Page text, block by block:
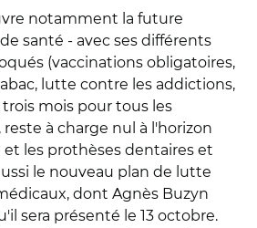
notamment la future
santé - avec ses différents
(vaccinations obligatoires,
lutte contre les addictions,
mois pour tous les
à charge nul à l'horizon
les prothèses dentaires et
le nouveau plan de lutte
dont Agnès Buzyn
sera présenté le 13 octobre.